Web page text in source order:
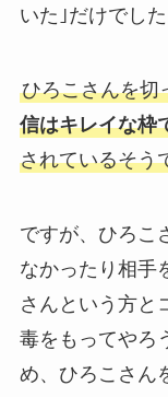
いた｣だけでした
ひろこさんを切
信はキレイな枠
されているそう
ですが、ひろこ
なかったり相手
さんという方と
毒をもってやろ
め、ひろこさん